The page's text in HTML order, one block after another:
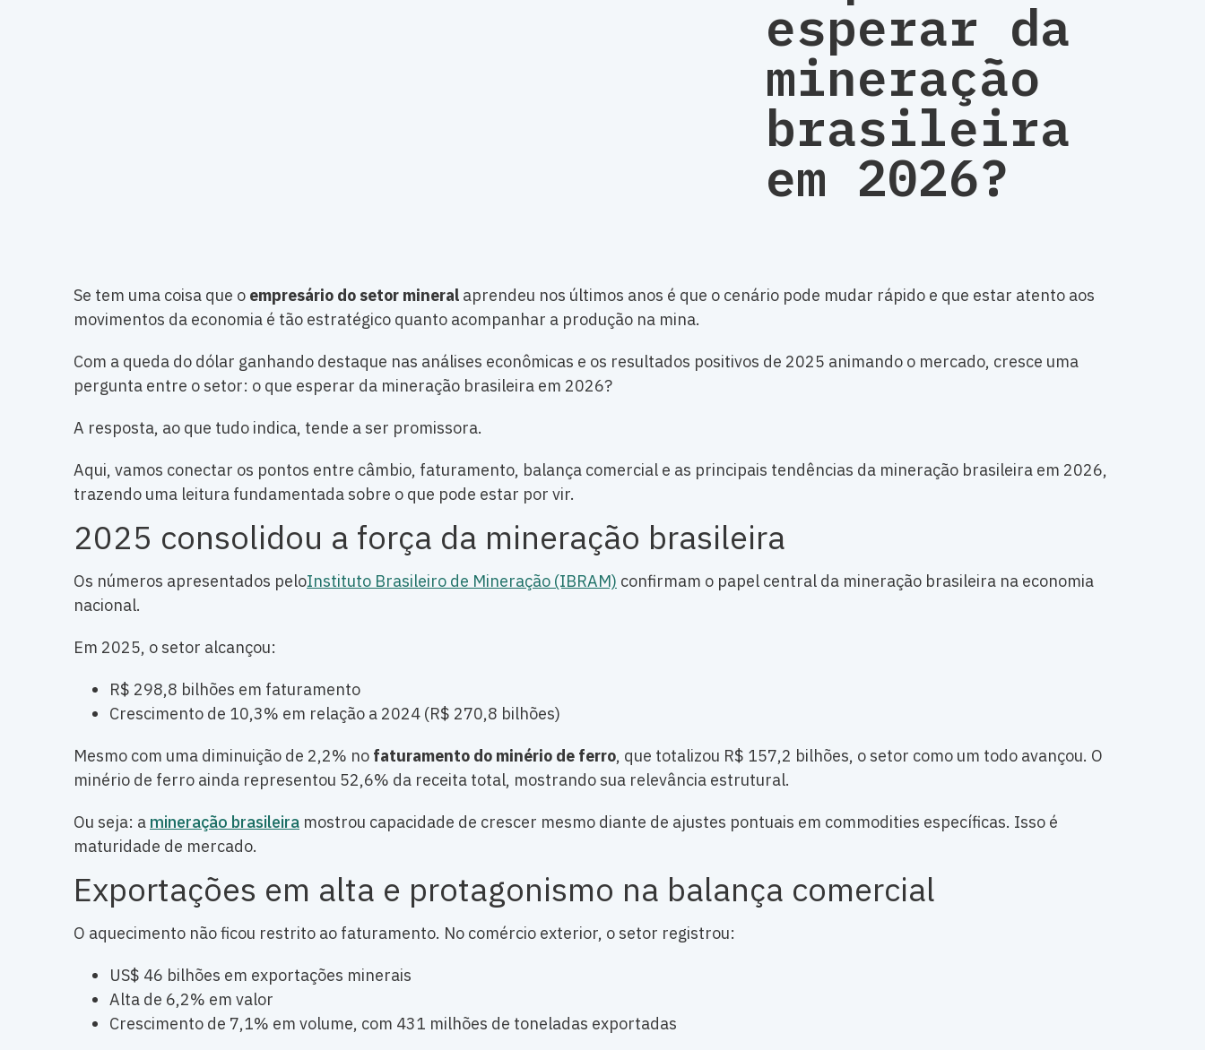
esperar da
mineração
brasileira
em 2026?
Se tem uma coisa que o empresário do setor mineral aprendeu nos últimos anos é que o cenário pode mudar rápido e que estar atento aos
movimentos da economia é tão estratégico quanto acompanhar a produção na mina.
Com a queda do dólar ganhando destaque nas análises econômicas e os resultados positivos de 2025 animando o mercado, cresce uma
pergunta entre o setor: o que esperar da mineração brasileira em 2026?
A resposta, ao que tudo indica, tende a ser promissora.
Aqui, vamos conectar os pontos entre câmbio, faturamento, balança comercial e as principais tendências da mineração brasileira em 2026,
trazendo uma leitura fundamentada sobre o que pode estar por vir.
2025 consolidou a força da mineração brasileira
Os números apresentados peloInstituto Brasileiro de Mineração (IBRAM) confirmam o papel central da mineração brasileira na economia
nacional.
Em 2025, o setor alcançou:
R$ 298,8 bilhões em faturamento
Crescimento de 10,3% em relação a 2024 (R$ 270,8 bilhões)
Mesmo com uma diminuição de 2,2% no faturamento do minério de ferro, que totalizou R$ 157,2 bilhões, o setor como um todo avançou. O
minério de ferro ainda representou 52,6% da receita total, mostrando sua relevância estrutural.
Ou seja: a mineração brasileira mostrou capacidade de crescer mesmo diante de ajustes pontuais em commodities específicas. Isso é
maturidade de mercado.
Exportações em alta e protagonismo na balança comercial
O aquecimento não ficou restrito ao faturamento. No comércio exterior, o setor registrou:
US$ 46 bilhões em exportações minerais
Alta de 6,2% em valor
Crescimento de 7,1% em volume, com 431 milhões de toneladas exportadas